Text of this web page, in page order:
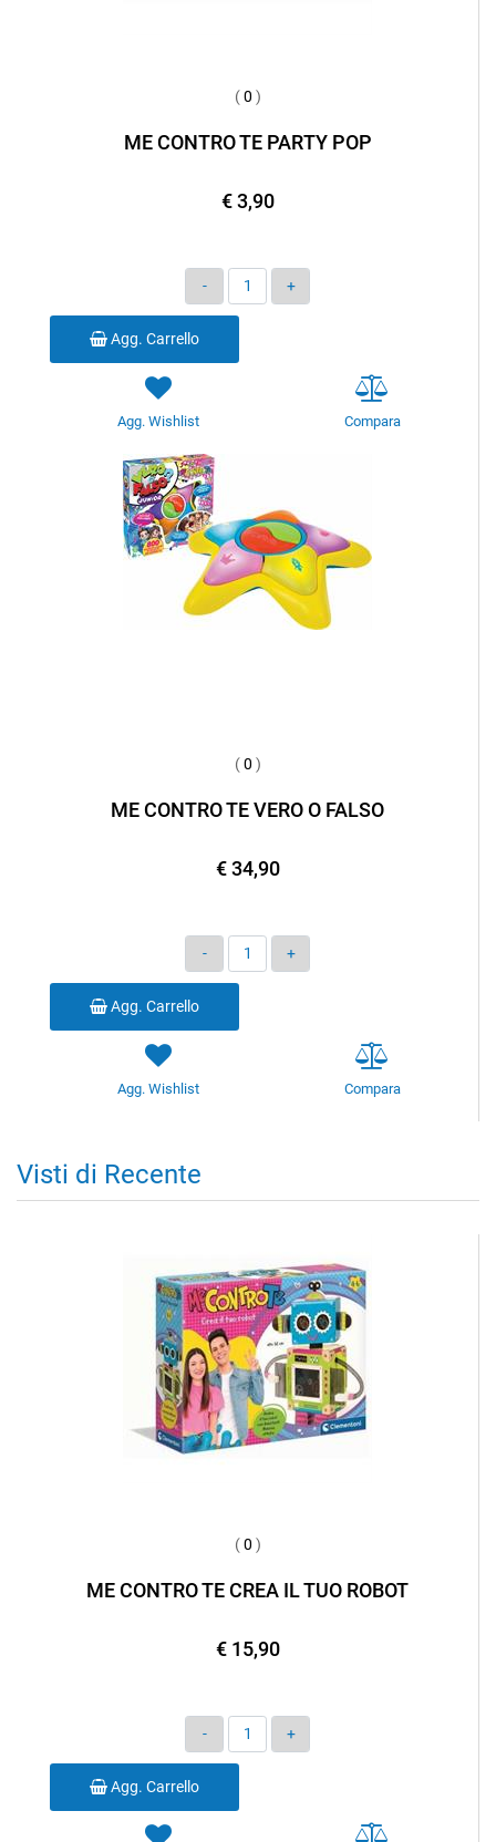
(0 )
ME CONTRO TE PARTY POP
€ 3,90
Quantità
Agg. Carrello
Agg. Wishlist Compara
(0 )
ME CONTRO TE VERO O FALSO
€ 34,90
Quantità
Agg. Carrello
Agg. Wishlist Compara
Visti di Recente
(0 )
ME CONTRO TE CREA IL TUO ROBOT
€ 15,90
Quantità
Agg. Carrello